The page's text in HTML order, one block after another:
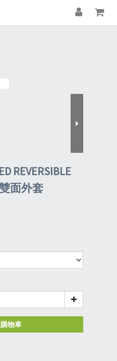
REVERSIBLE
面外套
物車